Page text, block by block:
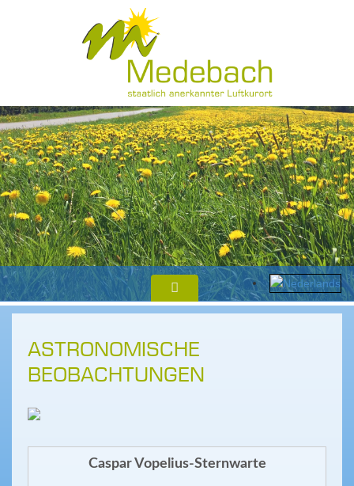
ASTRONOMISCHE
BEOBACHTUNGEN
Caspar Vopelius-Sternwarte